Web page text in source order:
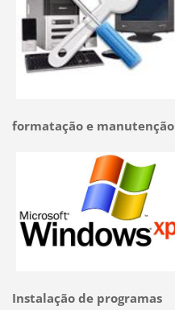
formatação e manutenção
Instalação de programas